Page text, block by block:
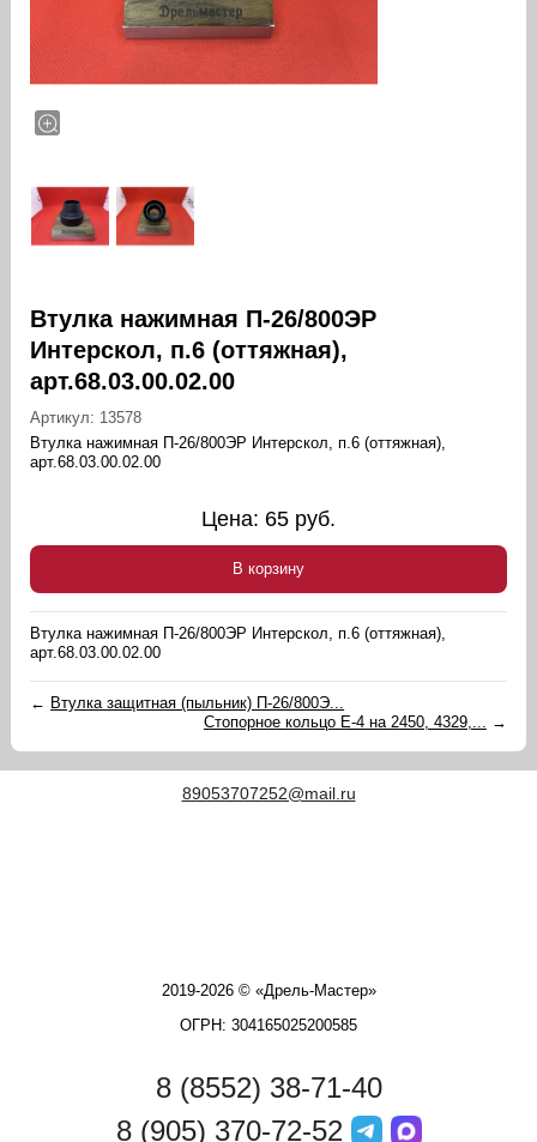
Втулка нажимная П-26/800ЭР
Интерскол, п.6 (оттяжная),
арт.68.03.00.02.00
Артикул: 13578
Втулка нажимная П-26/800ЭР Интерскол, п.6 (оттяжная),
арт.68.03.00.02.00
Цена: 65 руб.
В корзину
Втулка нажимная П-26/800ЭР Интерскол, п.6 (оттяжная),
арт.68.03.00.02.00
← Втулка защитная (пыльник) П-26/800Э...
Стопорное кольцо Е-4 на 2450, 4329,... →
89053707252@mail.ru
2019-2026 © «Дрель-Мастер»
ОГРН: 304165025200585
8 (8552) 38-71-40
8 (905) 370-72-52